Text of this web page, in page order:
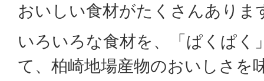
おいしい食材がたくさんありま
いろいろな食材を、「ぱくぱく
て、柏崎地場産物のおいしさを